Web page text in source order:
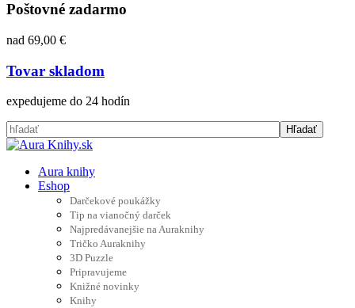
Poštovné zadarmo
nad 69,00 €
Tovar skladom
expedujeme do 24 hodín
Aura knihy
Eshop
Darčekové poukážky
Tip na vianočný darček
Najpredávanejšie na Auraknihy
Tričko Auraknihy
3D Puzzle
Pripravujeme
Knižné novinky
Knihy